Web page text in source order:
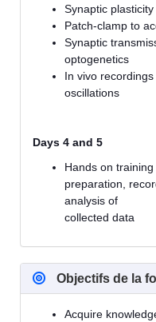
Synaptic
Patch-clamp to
Synaptic
optogenetics
In vivo
oscillations
Days 4 and 5
Hands on
preparation,
analysis of
collected data
Objectifs de la
Acquire